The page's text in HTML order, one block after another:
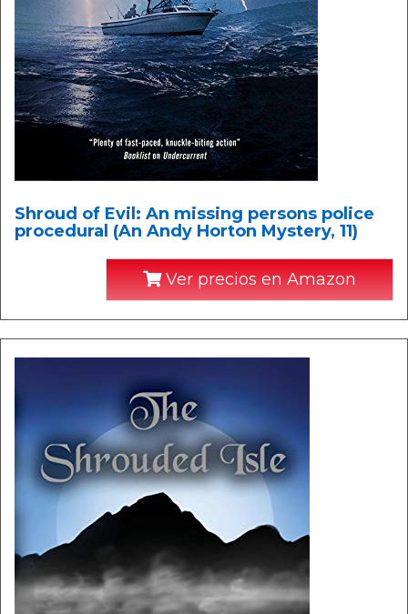
Shroud of Evil: An missing persons police
procedural (An Andy Horton Mystery, 11)
Ver precios en Amazon